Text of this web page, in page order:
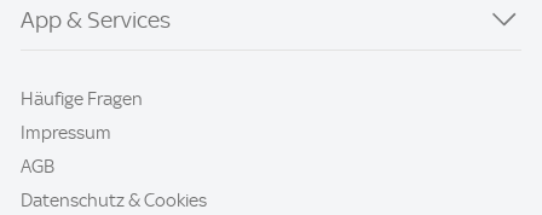
App & Services
Häufige Fragen
Impressum
AGB
Datenschutz & Cookies